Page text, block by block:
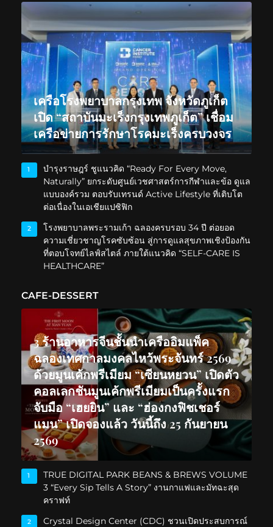
เครือโรงพยาบาลกรุงเทพ จังหวัดภูเก็ต
เปิด “สถาบันมะเร็งกรุงเทพภูเก็ต” เชื่อม
เครือข่ายการรักษาโรคมะเร็งครบวงจร
1
บำรุงราษฎร์ ชูแนวคิด “Ready For Every Move,
Naturally” ยกระดับศูนย์เวชศาสตร์การกีฬาและข้อ ดูแล
แบบองค์รวม ตอบรับเทรนด์ Active Lifestyle ที่เติบโต
ต่อเนื่องในเอเชียแปซิฟิก
2
โรงพยาบาลพระรามเก้า ฉลองครบรอบ 34 ปี ต่อยอด
ความเชี่ยวชาญโรคซับซ้อน สู่การดูแลสุขภาพเชิงป้องกัน
ที่ตอบโจทย์ไลฟ์สไตล์ ภายใต้แนวคิด “SELF-CARE IS
HEALTHCARE”
CAFE-DESSERT
3 ร้านอาหารจีนชั้นนำเครืออิมแพ็ค
ฉลองเทศกาลมงคลไหว้พระจันทร์ 2569
ด้วยมูนเค้กพรีเมียม “เซียนหยวน” เปิดตัว
คอลเลกชันมูนเค้กพรีเมียมเป็นครั้งแรก
จับมือ “เฮยยิน” และ “ฮ่องกงฟิชเชอร์
แมน” เปิดจองแล้ว วันนี้ถึง 25 กันยายน
2569
1
TRUE DIGITAL PARK BEANS & BREWS VOLUME
3 “Every Sip Tells A Story” งานกาแฟและมัทฉะสุด
คราฟท์
2
Crystal Design Center (CDC) ชวนเปิดประสบการณ์